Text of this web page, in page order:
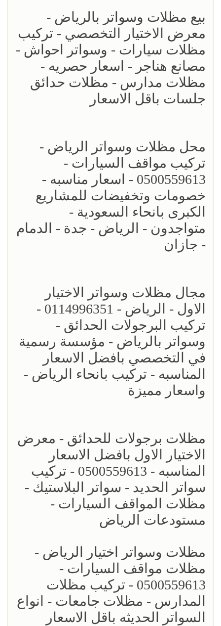
بيع مظلات وسواتر بالرياض -
معرض الاختيار التخصصي - تركيب
مظلات سيارات - وسواتر احواش -
مصانع هناجر - اسعار حصريه -
مظلات مدارس - مظلات حدائق
جلسات باقل الاسعار
محل مظلات وسواتر الرياض -
تركيب مواقف السيارات -
0500559613 - اسعار مناسبه -
خصومات وتخفيضات للمشاريع
الكبرى بانحاء السعودية -
متواجدون - الرياض - جدة - الدمام
- جازان
مجال مظلات وسواتر الاختيار
الاول - الرياض - 0114996351 -
تركيب البرجولات الحدائق -
وسواتر بالرياض - مؤسسة رسمية
في التخصصي بافضل الاسعار
المناسبه - تركيب بانحاء الرياض -
واسعار مميزة
مظلات برجولات للحدائق - معرض
الاختيار الاول بافضل الاسعار
المناسبه - 0500559613 - تركيب
سواتر الحديد - سواتر البلاستيك -
مظلات المواقف السيارات -
مستودعات الرياض
مظلات وسواتر اختيار الرياض -
مظلات مواقف السيارات -
0500559613 - تركيب مظلات
المدارس - مظلات جامعات - انواع
السواتر الحديثه باقل الاسعار